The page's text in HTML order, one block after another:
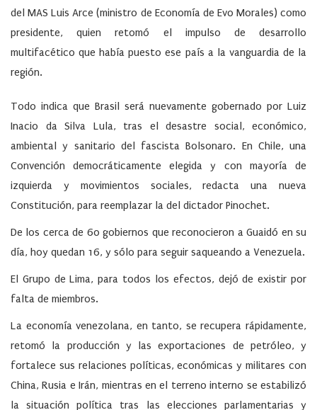
del MAS Luis Arce (ministro de Economía de Evo Morales) como
presidente, quien retomó el impulso de desarrollo
multifacético que había puesto ese país a la vanguardia de la
región.
Todo indica que Brasil será nuevamente gobernado por Luiz
Inacio da Silva Lula, tras el desastre social, económico,
ambiental y sanitario del fascista Bolsonaro. En Chile, una
Convención democráticamente elegida y con mayoría de
izquierda y movimientos sociales, redacta una nueva
Constitución, para reemplazar la del dictador Pinochet.
De los cerca de 60 gobiernos que reconocieron a Guaidó en su
día, hoy quedan 16, y sólo para seguir saqueando a Venezuela.
El Grupo de Lima, para todos los efectos, dejó de existir por
falta de miembros.
La economía venezolana, en tanto, se recupera rápidamente,
retomó la producción y las exportaciones de petróleo, y
fortalece sus relaciones políticas, económicas y militares con
China, Rusia e Irán, mientras en el terreno interno se estabilizó
la situación política tras las elecciones parlamentarias y